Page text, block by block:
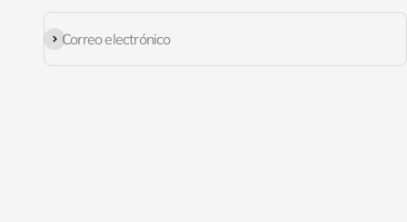
Correo electrónico
Suscribirse